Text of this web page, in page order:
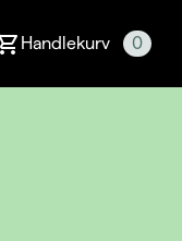
Handlekurv 0